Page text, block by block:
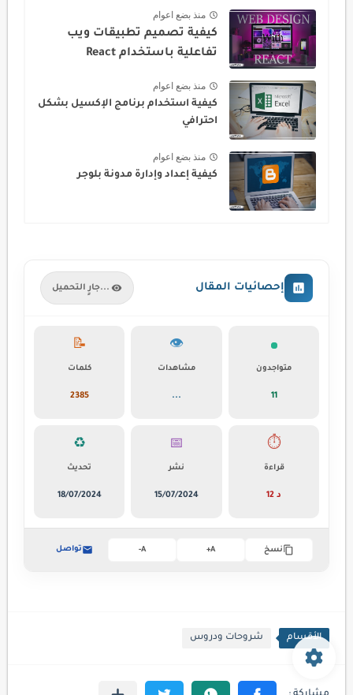
منذ بضع اعوام
كيفية تصميم تطبيقات ويب
تفاعلية باستخدام React
منذ بضع اعوام
كيفية استخدام برنامج الإكسيل بشكل
احترافي
منذ بضع اعوام
كيفية إعداد وإدارة مدونة بلوجر
إحصائيات المقال جارٍ التحميل...
متواجدون
11
👁️
مشاهدات
...
📝
كلمات
2385
⏱️
قراءة
12 د
📅
نشر
15/07/2024
♻️
تحديث
18/07/2024
نسخ A+
A- تواصل
الأقسام شروحات ودروس